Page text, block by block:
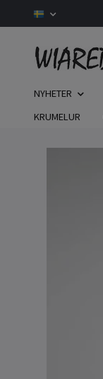
NYHETER
KRUMELUR